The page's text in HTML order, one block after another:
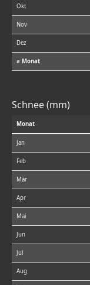
Okt
Nov
Dez
⌀ Monat
Schnee (mm)
Monat
Jan
Feb
Mär
Apr
Mai
Jun
Jul
Aug